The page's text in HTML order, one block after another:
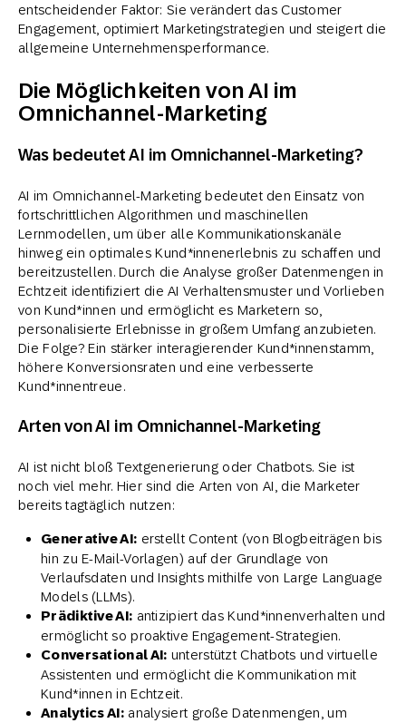
entscheidender Faktor: Sie verändert das Customer
Engagement, optimiert Marketingstrategien und steigert die
allgemeine Unternehmensperformance.
Die Möglichkeiten von AI im
Omnichannel-Marketing
Was bedeutet AI im Omnichannel-Marketing?
AI im Omnichannel-Marketing bedeutet den Einsatz von
fortschrittlichen Algorithmen und maschinellen
Lernmodellen, um über alle Kommunikationskanäle
hinweg ein optimales Kund*innenerlebnis zu schaffen und
bereitzustellen. Durch die Analyse großer Datenmengen in
Echtzeit identifiziert die AI Verhaltensmuster und Vorlieben
von Kund*innen und ermöglicht es Marketern so,
personalisierte Erlebnisse in großem Umfang anzubieten.
Die Folge? Ein stärker interagierender Kund*innenstamm,
höhere Konversionsraten und eine verbesserte
Kund*innentreue.
Arten von AI im Omnichannel-Marketing
AI ist nicht bloß Textgenerierung oder Chatbots. Sie ist
noch viel mehr. Hier sind die Arten von AI, die Marketer
bereits tagtäglich nutzen:
Generative AI: erstellt Content (von Blogbeiträgen bis
hin zu E-Mail-Vorlagen) auf der Grundlage von
Verlaufsdaten und Insights mithilfe von Large Language
Models (LLMs).
Prädiktive AI: antizipiert das Kund*innenverhalten und
ermöglicht so proaktive Engagement-Strategien.
Conversational AI: unterstützt Chatbots und virtuelle
Assistenten und ermöglicht die Kommunikation mit
Kund*innen in Echtzeit.
Analytics AI:analysiert große Datenmengen, um